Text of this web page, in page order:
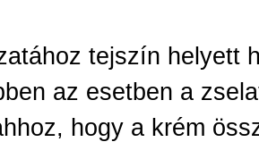
tejszín helyett
az esetben a
hogy a krém